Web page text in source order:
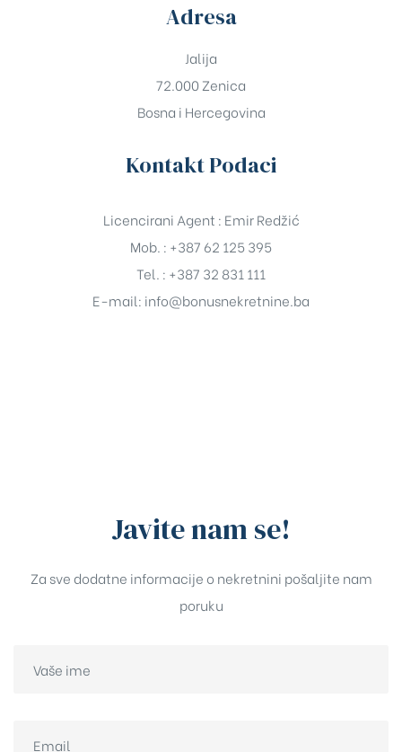
Adresa
Jalija
72.000 Zenica
Bosna i Hercegovina
Kontakt Podaci
Licencirani Agent : Emir Redžić
Mob. : +387 62 125 395
Tel. : +387 32 831 111
E-mail: info@bonusnekretnine.ba
Javite nam se!
Za sve dodatne informacije o nekretnini pošaljite nam
poruku